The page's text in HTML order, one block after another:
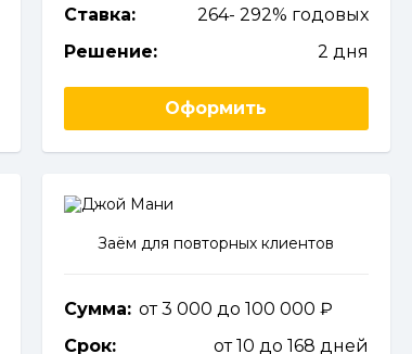
Ставка:
264- 292% годовых
Решение:
2 дня
Оформить
Заём для повторных клиентов
Сумма: от 3 000 до 100 000
Срок:
от 10 до 168 дней